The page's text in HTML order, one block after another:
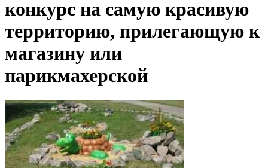
конкурс на самую красивую
территорию, прилегающую к
магазину или
парикмахерской